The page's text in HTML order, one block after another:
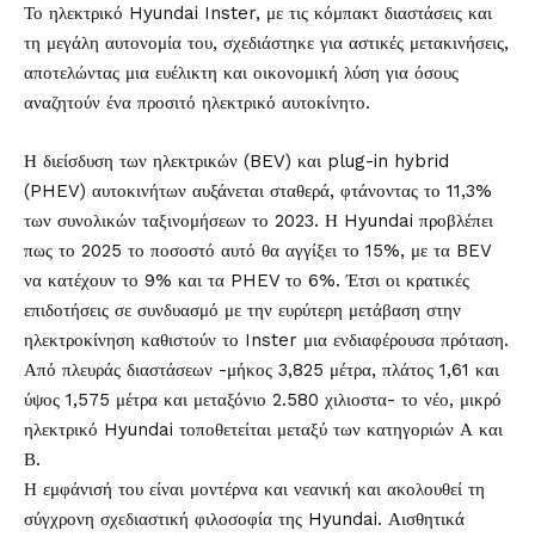
Το ηλεκτρικό Hyundai Inster, με τις κόμπακτ διαστάσεις και
τη μεγάλη αυτονομία του, σχεδιάστηκε για αστικές μετακινήσεις,
αποτελώντας μια ευέλικτη και οικονομική λύση για όσους
αναζητούν ένα προσιτό ηλεκτρικό αυτοκίνητο.
Η διείσδυση των ηλεκτρικών (BEV) και plug-in hybrid
(PHEV) αυτοκινήτων αυξάνεται σταθερά, φτάνοντας το 11,3%
των συνολικών ταξινομήσεων το 2023. Η Hyundai προβλέπει
πως το 2025 το ποσοστό αυτό θα αγγίξει το 15%, με τα BEV
να κατέχουν το 9% και τα PHEV το 6%. Έτσι οι κρατικές
επιδοτήσεις σε συνδυασμό με την ευρύτερη μετάβαση στην
ηλεκτροκίνηση καθιστούν το Inster μια ενδιαφέρουσα πρόταση.
Από πλευράς διαστάσεων -μήκος 3,825 μέτρα, πλάτος 1,61 και
ύψος 1,575 μέτρα και μεταξόνιο 2.580 χιλιοστα- το νέο, μικρό
ηλεκτρικό Hyundai τοποθετείται μεταξύ των κατηγοριών Α και
Β.
Η εμφάνισή του είναι μοντέρνα και νεανική και ακολουθεί τη
σύγχρονη σχεδιαστική φιλοσοφία της Hyundai. Αισθητικά